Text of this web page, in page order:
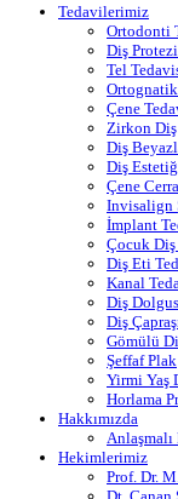
Tedavilerimiz
Ortodonti
Diş
Tel
Çene
Zirkon Diş
Diş
Diş
Çene
Invisalign
İmplant
Çocuk
Diş Eti
Kanal
Diş
Diş
Gömülü
Şeffaf Plak
Yirmi Yaş
Horlama
Hakkımızda
Hekimlerimiz
Prof. Dr.